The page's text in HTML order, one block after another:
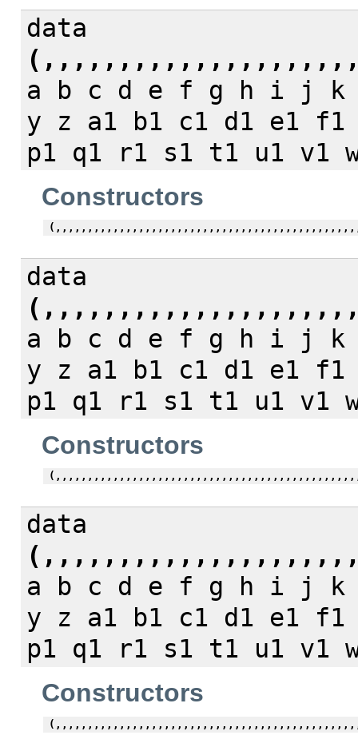
data
a b c d e f g h i j k
y z a1 b1 c1 d1 e1
p1 q1 r1 s1 t1 u1 v1
Constructors
data
a b c d e f g h i j k
y z a1 b1 c1 d1 e1
p1 q1 r1 s1 t1 u1 v1
Constructors
data
a b c d e f g h i j k
y z a1 b1 c1 d1 e1
p1 q1 r1 s1 t1 u1 v1
Constructors